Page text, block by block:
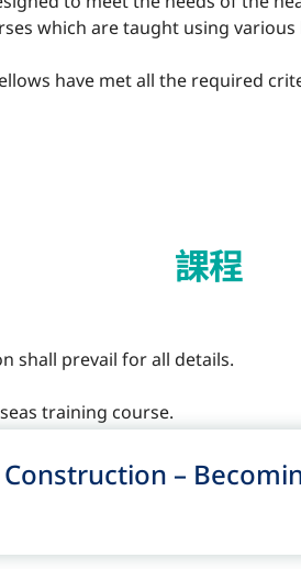
which are taught using
have met all the required
課程
shall prevail for all details.
training course.
–